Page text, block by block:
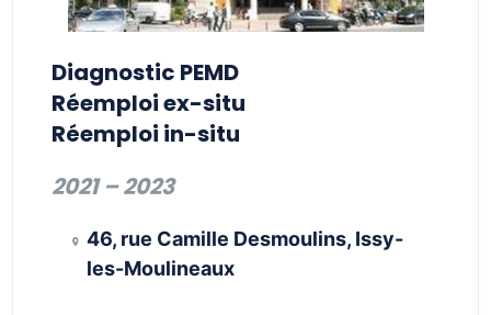
Diagnostic PEMD
Réemploi ex-situ
Réemploi in-situ
2021 – 2023
46, rue Camille Desmoulins, Issy-
les-Moulineaux